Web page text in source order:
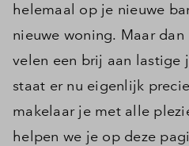
helemaal op je nieuwe
nieuwe woning. Maar
velen een brij aan lastige
staat er nu eigenlijk
makelaar je met alle
helpen we je op deze